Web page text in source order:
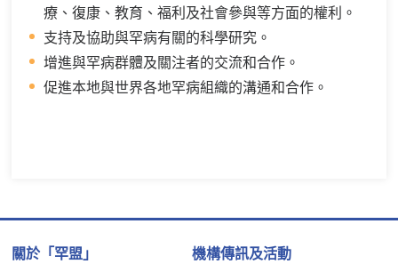
療、復康、教育、福利及社會參與等方面的權利。
支持及協助與罕病有關的科學研究。
增進與罕病群體及關注者的交流和合作。
促進本地與世界各地罕病組織的溝通和合作。
關於「罕盟」 機構傳訊及活動